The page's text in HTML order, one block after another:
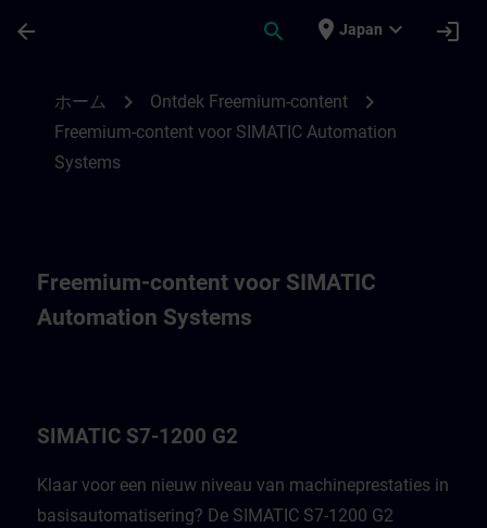
arrow_back search place Japan expand_more login
ホーム chevron_right Ontdek Freemium-content chevron_right
Freemium-content voor SIMATIC Automation
Systems
Freemium-content voor SIMATIC
Automation Systems
SIMATIC S7-1200 G2
Klaar voor een nieuw niveau van machineprestaties in
basisautomatisering? De SIMATIC S7-1200 G2